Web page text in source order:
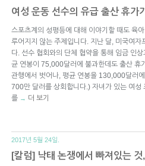
여성 운동 선수의 유급 출산 휴가
스포츠계의 성평등에 대해 이야기할 때도 육
루어지지 않는 주제입니다. 지난 달, 미국여
다. 선수 협회와의 단체 협약을 통해 임금 인
균 연봉이 75,000달러에 불과한데도 출산 휴
관행에서 벗어나, 평균 연봉을 130,000달러
700만 달러를 상회합니다.) 자녀가 있는 여
를 → 더 보기
2017년 5월 24일.
[칼럼] 낙태 논쟁에서 빠져있는